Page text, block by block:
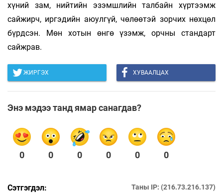
хүний зам, нийтийн эзэмшлийн талбайн хүртээмж
сайжирч, иргэдийн аюулгүй, чөлөөтэй зорчих нөхцөл
бүрдсэн. Мөн хотын өнгө үзэмж, орчны стандарт
сайжрав.
ЖИРГЭХ ХУВААЛЦАХ
Энэ мэдээ танд ямар санагдав?
0 0 0 0 0 0
Сэтгэгдэл: Таны IP: (216.73.216.137)